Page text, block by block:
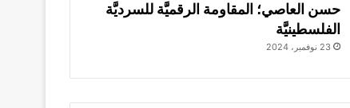
حسن العاصي؛ المقاومة الرقميَّة للسرديَّة
الفلسطينيَّة
23 نوفمبر، 2024